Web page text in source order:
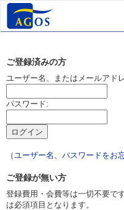
ご登録済みの方
ユーザー名、またはメールアド
パスワード:
（ユーザー名、パスワードをお
ご登録が無い方
登録費用・会費等は一切不要で
は必須項目となります。